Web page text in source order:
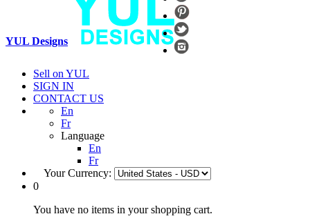
YUL Designs
Sell on YUL
SIGN IN
CONTACT US
En
Fr
Language
En
Fr
Your Currency:
0
You have no items in your shopping cart.